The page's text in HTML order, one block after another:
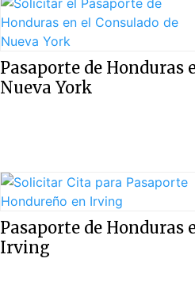
Pasaporte de Honduras
Nueva York
Pasaporte de Honduras
Irving